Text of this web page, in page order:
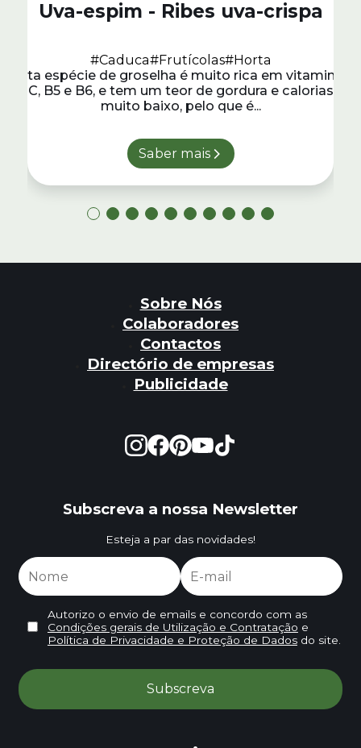
Uva-espim - Ribes uva-crispa
#Caduca#Frutícolas#Horta
Esta espécie de groselha é muito rica em vitaminas
C, B5 e B6, e tem um teor de gordura e calorias
muito baixo, pelo que é...
Saber mais
Sobre Nós
Colaboradores
Contactos
Directório de empresas
Publicidade
Subscreva a nossa Newsletter
Esteja a par das novidades!
Autorizo o envio de emails e concordo com as
Condições gerais de Utilização e Contratação e
Política de Privacidade e Proteção de Dadosdo site.